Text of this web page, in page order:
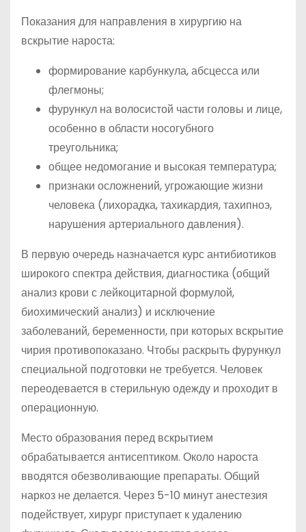
Показания для направления в хирургию на
вскрытие нароста:
формирование карбункула, абсцесса или
флегмоны;
фурункул на волосистой части головы и лице,
особенно в области носогубного
треугольника;
общее недомогание и высокая температура;
признаки осложнений, угрожающие жизни
человека (лихорадка, тахикардия, тахипноэ,
нарушения артериального давления).
В первую очередь назначается курс антибиотиков
широкого спектра действия, диагностика (общий
анализ крови с лейкоцитарной формулой,
биохимический анализ) и исключение
заболеваний, беременности, при которых вскрытие
чирия противопоказано. Чтобы раскрыть фурункул
специальной подготовки не требуется. Человек
переодевается в стерильную одежду и проходит в
операционную.
Место образования перед вскрытием
обрабатывается антисептиком. Около нароста
вводятся обезволивающие препараты. Общий
наркоз не делается. Через 5-10 минут анестезия
подействует, хирург приступает к удалению